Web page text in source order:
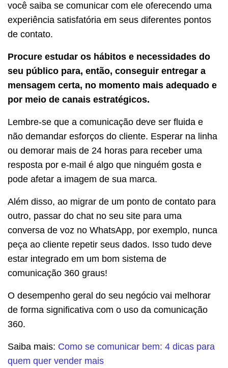
você saiba se comunicar com ele oferecendo uma
experiência satisfatória em seus diferentes pontos
de contato.
Procure estudar os hábitos e necessidades do
seu público para, então, conseguir entregar a
mensagem certa, no momento mais adequado e
por meio de canais estratégicos.
Lembre-se que a comunicação deve ser fluida e
não demandar esforços do cliente. Esperar na linha
ou demorar mais de 24 horas para receber uma
resposta por e-mail é algo que ninguém gosta e
pode afetar a imagem de sua marca.
Além disso, ao migrar de um ponto de contato para
outro, passar do chat no seu site para uma
conversa de voz no WhatsApp, por exemplo, nunca
peça ao cliente repetir seus dados. Isso tudo deve
estar integrado em um bom sistema de
comunicação 360 graus!
O desempenho geral do seu negócio vai melhorar
de forma significativa com o uso da comunicação
360.
Saiba mais: Como se comunicar bem: 4 dicas para
quem quer vender mais